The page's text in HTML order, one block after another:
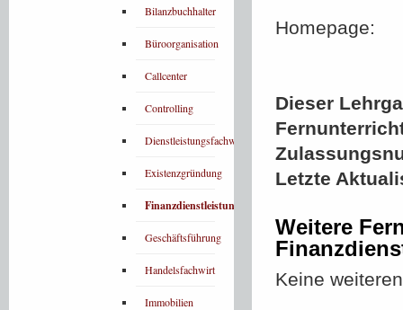
Homepage:
Dieser
Letzte
Weitere
Keine
Bilanzbuchhalter
Büroorganisation
Callcenter
Controlling
Dienstleistungsfachwirt
Existenzgründung
Finanzdienstleistungen
Geschäftsführung
Handelsfachwirt
Immobilien